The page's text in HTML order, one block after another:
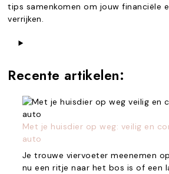
tips samenkomen om jouw financiële
verrijken.
Recente artikelen:
Met je huisdier op weg: veilig en
auto
Je trouwe viervoeter meenemen
nu een ritje naar het bos is of een